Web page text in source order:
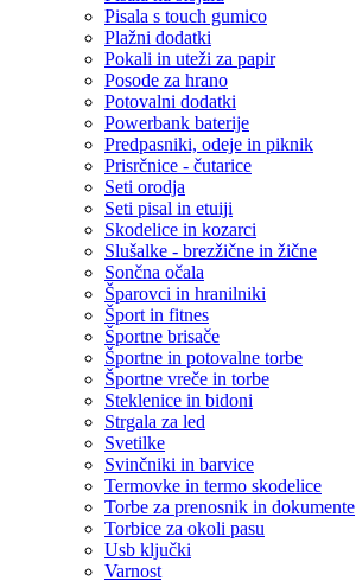
Pisala s touch gumico
Plažni dodatki
Pokali in uteži za papir
Posode za hrano
Potovalni dodatki
Powerbank baterije
Predpasniki, odeje in piknik
Prisrčnice - čutarice
Seti orodja
Seti pisal in etuiji
Skodelice in kozarci
Slušalke - brezžične in žične
Sončna očala
Šparovci in hranilniki
Šport in fitnes
Športne brisače
Športne in potovalne torbe
Športne vreče in torbe
Steklenice in bidoni
Strgala za led
Svetilke
Svinčniki in barvice
Termovke in termo skodelice
Torbe za prenosnik in dokumente
Torbice za okoli pasu
Usb ključki
Varnost